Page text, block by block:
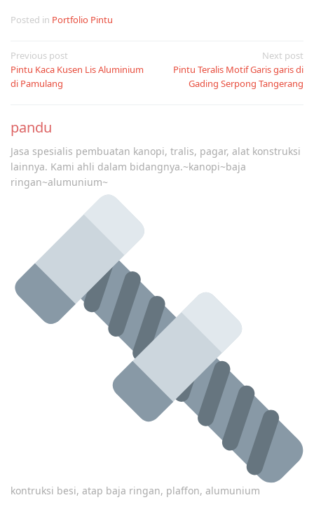
Posted in Portfolio Pintu
Post
navigation
Previous post
Pintu Kaca Kusen Lis Aluminium
di Pamulang
Next post
Pintu Teralis Motif Garis garis di
Gading Serpong Tangerang
pandu
Jasa spesialis pembuatan kanopi, tralis, pagar, alat konstruksi
lainnya. Kami ahli dalam bidangnya.~kanopi~baja
ringan~alumunium~
kontruksi besi, atap baja ringan, plaffon, alumunium